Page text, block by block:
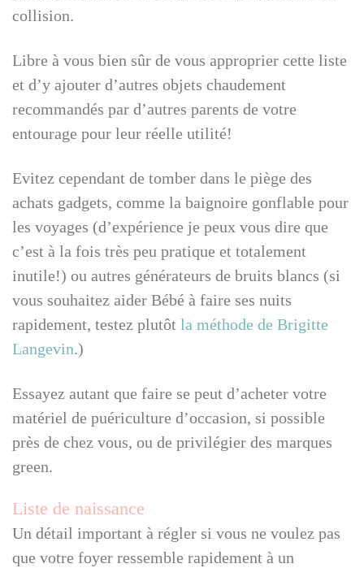
collision.
Libre à vous bien sûr de vous approprier cette liste
et d’y ajouter d’autres objets chaudement
recommandés par d’autres parents de votre
entourage pour leur réelle utilité!
Evitez cependant de tomber dans le piège des
achats gadgets, comme la baignoire gonflable pour
les voyages (d’expérience je peux vous dire que
c’est à la fois très peu pratique et totalement
inutile!) ou autres générateurs de bruits blancs (si
vous souhaitez aider Bébé à faire ses nuits
rapidement, testez plutôt la méthode de Brigitte
Langevin .)
Essayez autant que faire se peut d’acheter votre
matériel de puériculture d’occasion, si possible
près de chez vous, ou de privilégier des marques
green.
Liste de naissance
Un détail important à régler si vous ne voulez pas
que votre foyer ressemble rapidement à un